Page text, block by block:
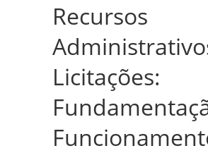
Recursos
Licitações: